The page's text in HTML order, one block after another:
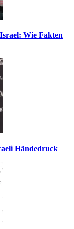
Wie Fakten
Händedruck